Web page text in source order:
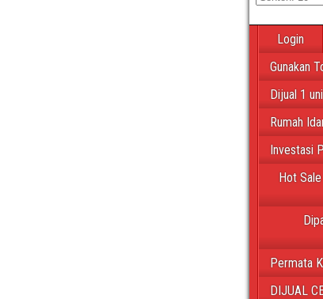
Login
Gunakan
Dijual 1
Rumah
Investasi
Hot
Permata
DIJUAL